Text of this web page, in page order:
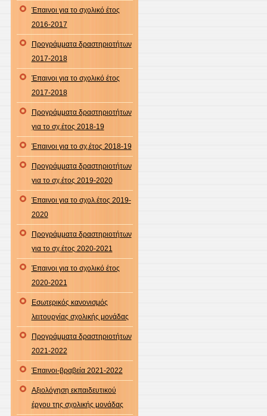
Έπαινοι για το σχολικό έτος
2016-2017
Προγράμματα δραστηριοτήτων
2017-2018
Έπαινοι για το σχολικό έτος
2017-2018
Προγράμματα δραστηριοτήτων
για το σχ.έτος 2018-19
Έπαινοι για το σχ.έτος 2018-19
Προγράμματα δραστηριοτήτων
για το σχ.έτος 2019-2020
Έπαινοι για το σχολ.έτος 2019-
2020
Προγράμματα δραστηριοτήτων
για το σχ.έτος 2020-2021
Έπαινοι για το σχολικό έτος
2020-2021
Εσωτερικός κανονισμός
λειτουργίας σχολικής μονάδας
Προγράμματα δραστηριοτήτων
2021-2022
Έπαινοι-βραβεία 2021-2022
Αξιολόγηση εκπαιδευτικού
έργου της σχολικής μονάδας